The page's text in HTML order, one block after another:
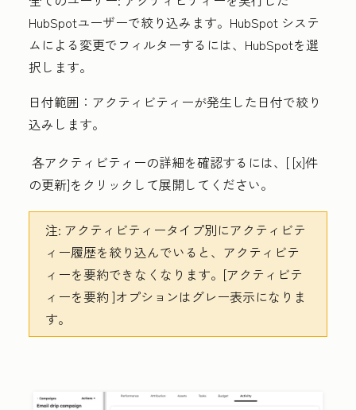
HubSpotユーザーで絞り込みます。HubSpot システ
ムによる変更でフィルターするには、 HubSpotを選
択します。
日付範囲： アクティビティーが発生した日付で絞り
込みします。
各アクティビティーの詳細を確認するには、[ [x]件
の更新]をクリックして展開してください。
注: アクティビティータイプ別にアクティビテ
ィー履歴を絞り込んでいると、アクティビテ
ィーを要約できなくなります。 [アクティビテ
ィーを要約 ]オプションはグレー表示になりま
す。